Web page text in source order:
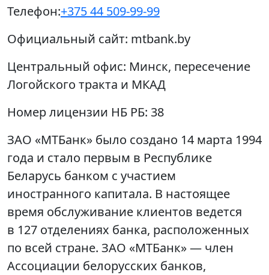
Телефон:+375 44 509-99-99
Официальный сайт: mtbank.by
Центральный офис: Минск, пересечение
Логойского тракта и МКАД
Номер лицензии НБ РБ: 38
ЗАО «МТБанк» было создано 14 марта 1994
года и стало первым в Республике
Беларусь банком с участием
иностранного капитала. В настоящее
время обслуживание клиентов ведется
в 127 отделениях банка, расположенных
по всей стране. ЗАО «МТБанк» — член
Ассоциации белорусских банков,